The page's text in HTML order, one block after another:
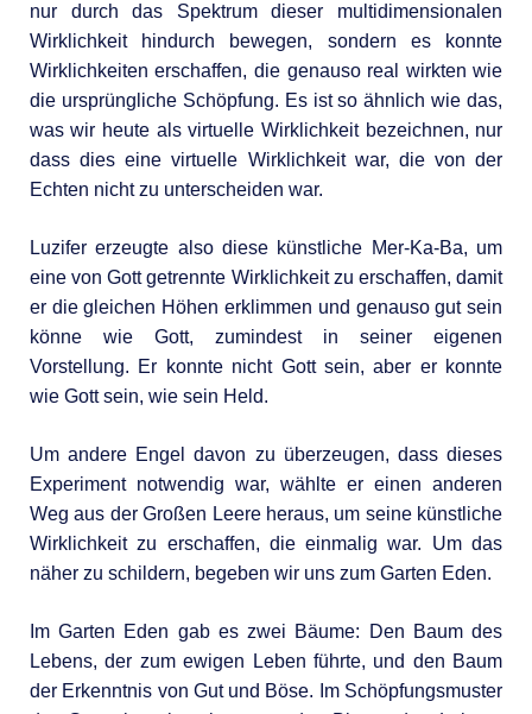
nur durch das Spektrum dieser multidimensionalen
Wirklichkeit hindurch bewegen, sondern es konnte
Wirklichkeiten erschaffen, die genauso real wirkten wie
die ursprüngliche Schöpfung. Es ist so ähnlich wie das,
was wir heute als virtuelle Wirklichkeit bezeichnen, nur
dass dies eine virtuelle Wirklichkeit war, die von der
Echten nicht zu unterscheiden war.
Luzifer erzeugte also diese künstliche Mer-Ka-Ba, um
eine von Gott getrennte Wirklichkeit zu erschaffen, damit
er die gleichen Höhen erklimmen und genauso gut sein
könne wie Gott, zumindest in seiner eigenen
Vorstellung. Er konnte nicht Gott sein, aber er konnte
wie Gott sein, wie sein Held.
Um andere Engel davon zu überzeugen, dass dieses
Experiment notwendig war, wählte er einen anderen
Weg aus der Großen Leere heraus, um seine künstliche
Wirklichkeit zu erschaffen, die einmalig war. Um das
näher zu schildern, begeben wir uns zum Garten Eden.
Im Garten Eden gab es zwei Bäume: Den Baum des
Lebens, der zum ewigen Leben führte, und den Baum
der Erkenntnis von Gut und Böse. Im Schöpfungsmuster